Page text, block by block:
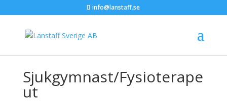
info@lanstaff.se
Sjukgymnast/Fysioterape
ut